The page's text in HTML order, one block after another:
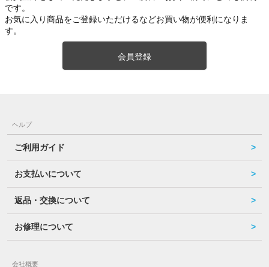
です。
お気に入り商品をご登録いただけるなどお買い物が便利になりま
す。
会員登録
ヘルプ
ご利用ガイド
お支払いについて
返品・交換について
お修理について
会社概要